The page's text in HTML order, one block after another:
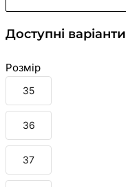
Доступні варіанти
Розмір
35
36
37